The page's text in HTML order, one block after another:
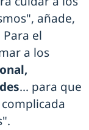
añade,
el
a los
... para que